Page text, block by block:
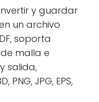
y guardar
un archivo
soporta
malla e
salida,
PNG, JPG, EPS,